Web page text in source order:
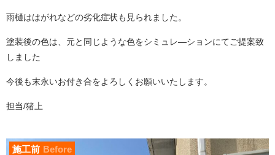
雨樋ははがれなどの劣化症状も見られました。
塗装後の色は、元と同じような色をシミュレ―ションにてご提案致
しました
今後も末永いお付き合をよろしくお願いいたします。
担当/猪上
施工前 Before